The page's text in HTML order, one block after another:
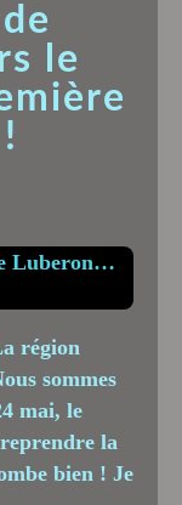
le
région
sommes
mai, le
la
bien ! Je